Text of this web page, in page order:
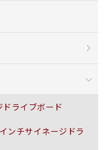
ライブボード
ンチサイネージドラ